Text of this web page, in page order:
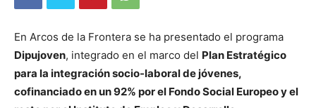
En Arcos de la Frontera se ha presentado el programa
Dipujoven, integrado en el marco del Plan Estratégico
para la integración socio-laboral de jóvenes,
cofinanciado en un 92% por el Fondo Social Europeo y el